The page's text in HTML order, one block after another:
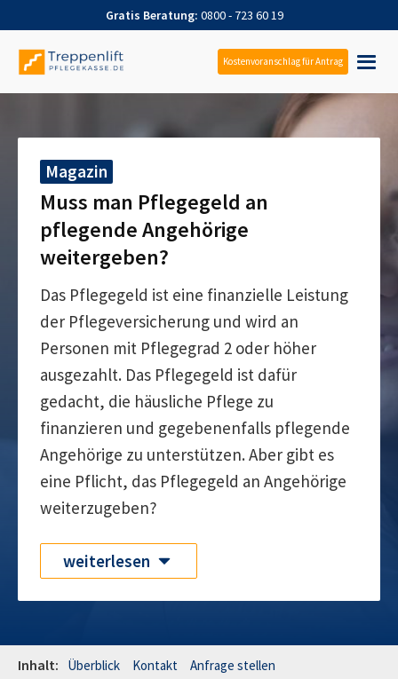
Gratis Beratung: 0800 - 723 60 19
Kostenvoranschlag für Antrag
Magazin
Muss man Pflegegeld an
pflegende Angehörige
weitergeben?
Das Pflegegeld ist eine finanzielle Leistung
der Pflegeversicherung und wird an
Personen mit Pflegegrad 2 oder höher
ausgezahlt. Das Pflegegeld ist dafür
gedacht, die häusliche Pflege zu
finanzieren und gegebenenfalls pflegende
Angehörige zu unterstützen. Aber gibt es
eine Pflicht, das Pflegegeld an Angehörige
weiterzugeben?
weiterlesen
Inhalt: Überblick Kontakt Anfrage stellen